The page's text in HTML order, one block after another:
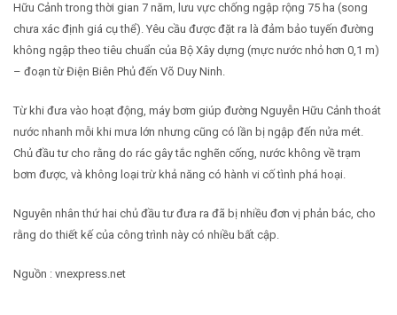
Hữu Cảnh trong thời gian 7 năm, lưu vực chống ngập rộng 75 ha (song
chưa xác định giá cụ thể). Yêu cầu được đặt ra là đảm bảo tuyến đường
không ngập theo tiêu chuẩn của Bộ Xây dựng (mực nước nhỏ hơn 0,1 m)
– đoạn từ Điện Biên Phủ đến Võ Duy Ninh.
Từ khi đưa vào hoạt động, máy bơm giúp đường Nguyễn Hữu Cảnh thoát
nước nhanh mỗi khi mưa lớn nhưng cũng có lần bị ngập đến nửa mét.
Chủ đầu tư cho rằng do rác gây tắc nghẽn cống, nước không về trạm
bơm được, và không loại trừ khả năng có hành vi cố tình phá hoại.
Nguyên nhân thứ hai chủ đầu tư đưa ra đã bị nhiều đơn vị phản bác, cho
rằng do thiết kế của công trình này có nhiều bất cập.
Nguồn : vnexpress.net